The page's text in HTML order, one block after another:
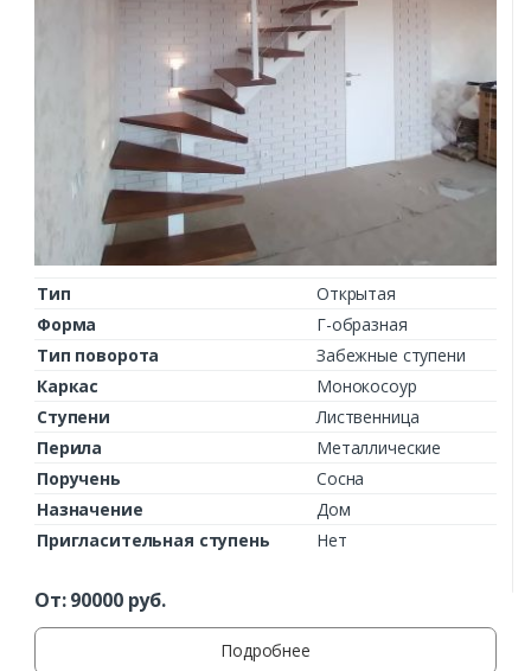
Заказать
Тип
Открытая
Форма
Г-образная
Тип поворота
Забежные ступени
Каркас
Монокосоур
Ступени
Лиственница
Перила
Металлические
Поручень
Сосна
Назначение
Дом
Пригласительная ступень
Нет
От:90000руб.
Подробнее